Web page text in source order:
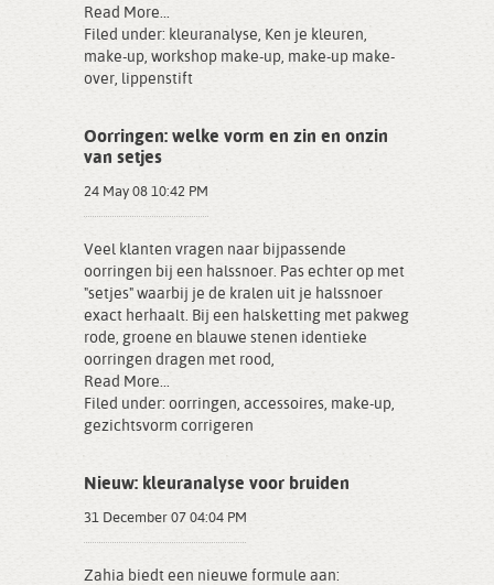
Read More...
Filed under: kleuranalyse, Ken je kleuren,
make-up, workshop make-up, make-up make-
over, lippenstift
Oorringen: welke vorm en zin en onzin
van setjes
24 May 08 10:42 PM
Veel klanten vragen naar bijpassende
oorringen bij een halssnoer. Pas echter op met
"setjes" waarbij je de kralen uit je halssnoer
exact herhaalt. Bij een halsketting met pakweg
rode, groene en blauwe stenen identieke
oorringen dragen met rood,
Read More...
Filed under: oorringen, accessoires, make-up,
gezichtsvorm corrigeren
Nieuw: kleuranalyse voor bruiden
31 December 07 04:04 PM
Zahia biedt een nieuwe formule aan: